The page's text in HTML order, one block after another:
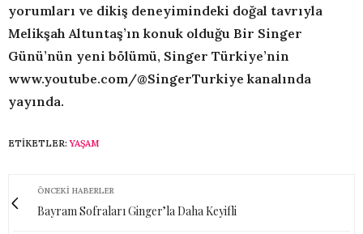
yorumları ve dikiş deneyimindeki doğal tavrıyla
Melikşah Altuntaş’ın konuk olduğu Bir Singer
Günü’nün yeni bölümü, Singer Türkiye’nin
www.youtube.com/@SingerTurkiye kanalında
yayında.
ETIKETLER:YAŞAM
ÖNCEKI HABERLER
Bayram Sofraları Ginger’la Daha Keyifli